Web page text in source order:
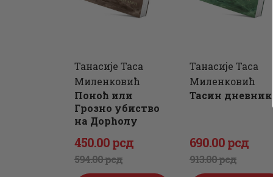
рсд.
рсд.
Танасије Таса
Миленковић
Поноћ или
Грозно убиство
на Дорћолу
594.00рсд
Оригинална
450.00рсд
Тренутна
Танасије Таса
Миленковић
Тасин дневник
913.00рсд
690.00рсд
Тренутна